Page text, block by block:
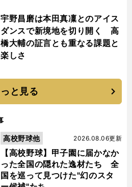
宇野昌磨は本田真凜とのアイス
ダンスで新境地を切り開く 高
橋大輔の証言とも重なる課題と
楽しさ
と見る
【高校野球】甲子園に届かなか
った全国の隠れた逸材たち 全
国を巡って見つけた"幻のスタ
2026.08.06更新
高校野球他